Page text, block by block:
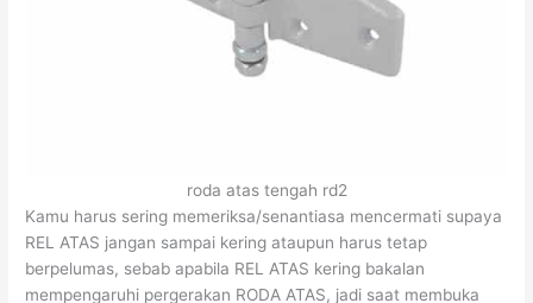
roda atas tengah rd2
Kamu harus sering memeriksa/senantiasa mencermati supaya
REL ATAS jangan sampai kering ataupun harus tetap
berpelumas, sebab apabila REL ATAS kering bakalan
mempengaruhi pergerakan RODA ATAS, jadi saat membuka